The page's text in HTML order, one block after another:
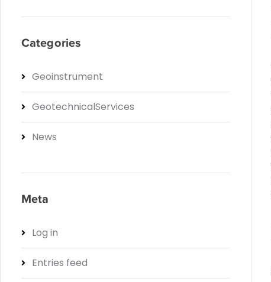
Categories
Geoinstrument
GeotechnicalServices
News
Meta
Log in
Entries feed